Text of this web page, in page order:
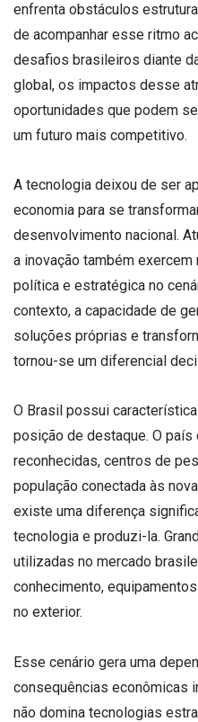
enfrenta obstáculos
de acompanhar esse ritmo
desafios brasileiros diante
global, os impactos desse
oportunidades que podem
um futuro mais competitivo.
A tecnologia deixou de ser
economia para se
desenvolvimento nacional.
a inovação também
política e estratégica no
contexto, a capacidade de
soluções próprias e
tornou-se um diferencial
O Brasil possui
posição de destaque. O
reconhecidas, centros de
população conectada às
existe uma diferença
tecnologia e produzi-la.
utilizadas no mercado
conhecimento,
no exterior.
Esse cenário gera uma
consequências econômicas
não domina tecnologias